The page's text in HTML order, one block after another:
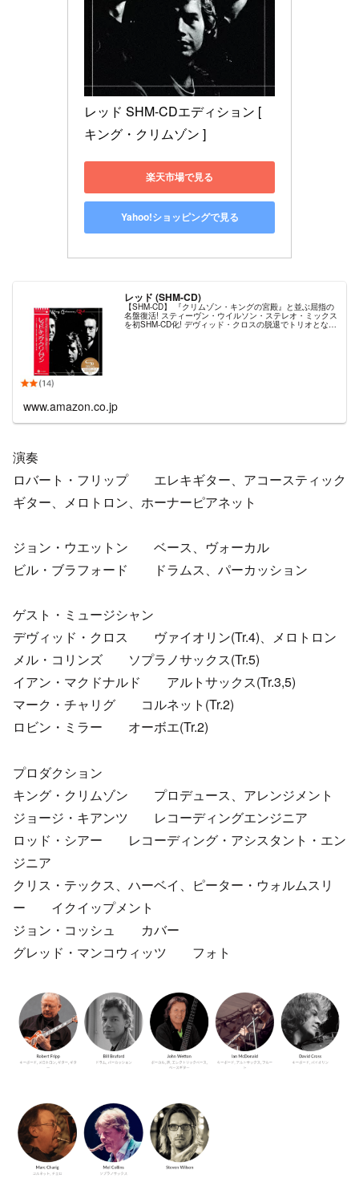
レッド SHM-CDエディション [
キング・クリムゾン ]
楽天市場で見る
Yahoo!ショッピングで見る
レッド (SHM-CD)
【SHM-CD】 『クリムゾン・キングの宮殿』と並ぶ屈指の
名盤復活! スティーヴン・ウイルソン・ステレオ・ミックス
を初SHM-CD化! デヴィッド・クロスの脱退でトリオとなっ
www.amazon.co.jp
演奏
ロバート・フリップ エレキギター、アコースティック
ギター、メロトロン、ホーナーピアネット
ジョン・ウエットン ベース、ヴォーカル
ビル・ブラフォード ドラムス、パーカッション
ゲスト・ミュージシャン
デヴィッド・クロス ヴァイオリン(Tr.4)、メロトロン
メル・コリンズ ソプラノサックス(Tr.5)
イアン・マクドナルド アルトサックス(Tr.3,5)
マーク・チャリグ コルネット(Tr.2)
ロビン・ミラー オーボエ(Tr.2)
プロダクション
キング・クリムゾン プロデュース、アレンジメント
ジョージ・キアンツ レコーディングエンジニア
ロッド・シアー レコーディング・アシスタント・エン
ジニア
クリス・テックス、ハーベイ、ピーター・ウォルムスリ
ー イクイップメント
ジョン・コッシュ カバー
グレッド・マンコウィッツ フォト